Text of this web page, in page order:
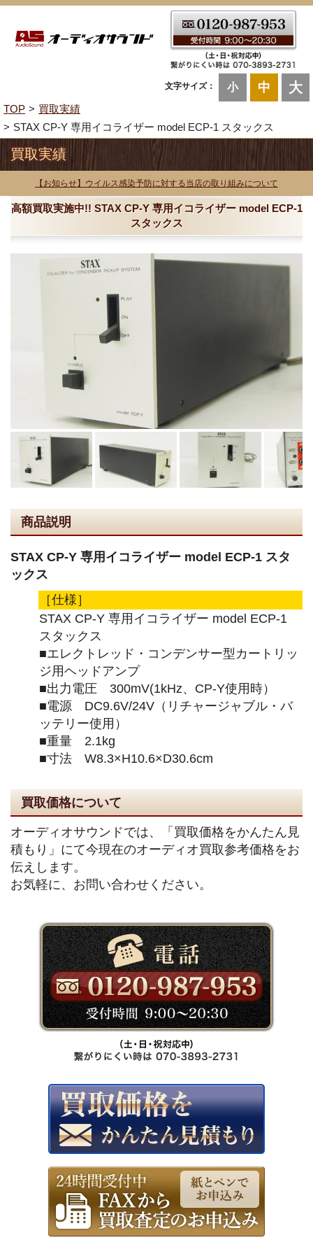
文字サイズ： 小 中 大
TOP
買取実績
STAX CP-Y 専用イコライザー model ECP-1 スタックス
買取実績
【お知らせ】ウイルス感染予防に対する当店の取り組みについて
高額買取実施中!! STAX CP-Y 専用イコライザー model ECP-1
スタックス
商品説明
STAX CP-Y 専用イコライザー model ECP-1 スタ
ックス
［仕様］
STAX CP-Y 専用イコライザー model ECP-1
スタックス
■エレクトレッド・コンデンサー型カートリッ
ジ用ヘッドアンプ
■出力電圧 300mV(1kHz、CP-Y使用時）
■電源 DC9.6V/24V（リチャージャブル・バ
ッテリー使用）
■重量 2.1kg
■寸法 W8.3×H10.6×D30.6cm
買取価格について
オーディオサウンドでは、「買取価格をかんたん見
積もり」にて今現在のオーディオ買取参考価格をお
伝えします。
お気軽に、お問い合わせください。